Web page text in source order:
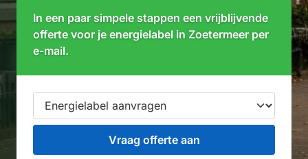
In een paar simpele stappen een vrijblijvende
offerte voor je energielabel in Zoetermeer per
e-mail.